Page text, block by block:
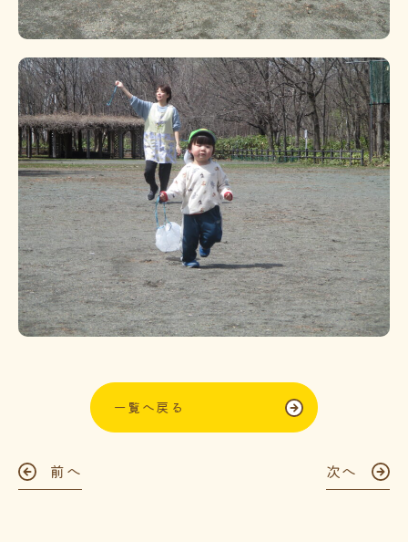
一覧へ戻る
前へ 次へ